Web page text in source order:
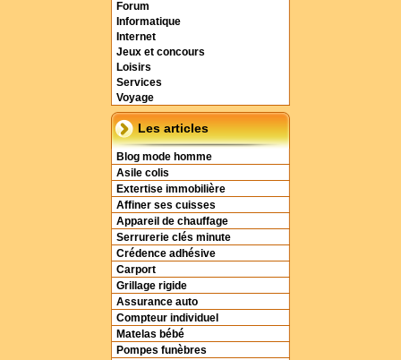
Forum
Informatique
Internet
Jeux et concours
Loisirs
Services
Voyage
Les articles
Blog mode homme
Asile colis
Extertise immobilière
Affiner ses cuisses
Appareil de chauffage
Serrurerie clés minute
Crédence adhésive
Carport
Grillage rigide
Assurance auto
Compteur individuel
Matelas bébé
Pompes funèbres